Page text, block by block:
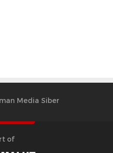
Media Siber
of